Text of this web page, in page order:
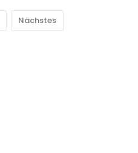
Nächstes